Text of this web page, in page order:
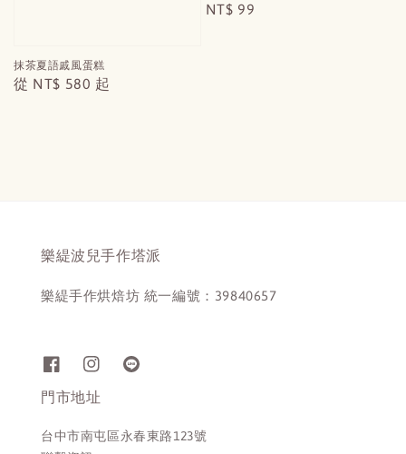
抹茶夏語戚風蛋糕
Regular
從 NT$ 580 起
Regular
NT$ 99
樂緹波兒手作塔派
樂緹手作烘焙坊 統一編號：39840657
門市地址
台中市南屯區永春東路123號